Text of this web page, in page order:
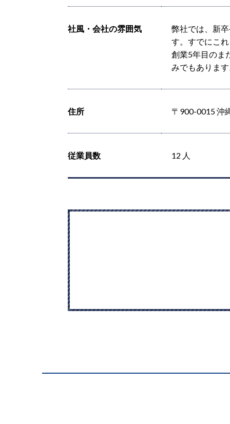
社風・会社の雰囲気
弊社では、新
す。すでにこ
創業5年目のま
みでもありま
住所 〒900-0015 沖
従業員数 12 人